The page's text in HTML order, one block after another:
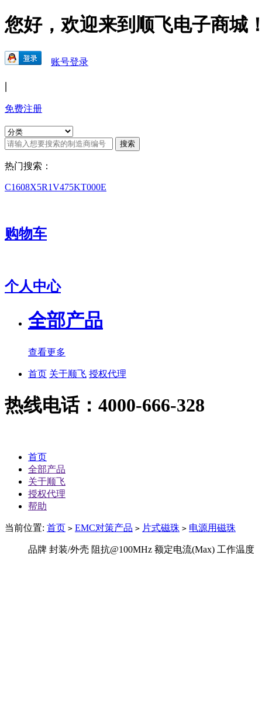
您好，欢迎来到顺飞电子商城
账号登录
|
免费注册
热门搜索：
C1608X5R1V475KT000E
购物车
个人中心
全部产品
查看更多
首页 关于顺飞 授权代理
热线电话：4000-666-328
首页
全部产品
关于顺飞
授权代理
帮助
当前位置: 首页 > EMC对策产品 > 片式磁珠 > 电源用磁珠
品牌 封装/外壳 阻抗@100MHz 额定电流(Max) 工作温度